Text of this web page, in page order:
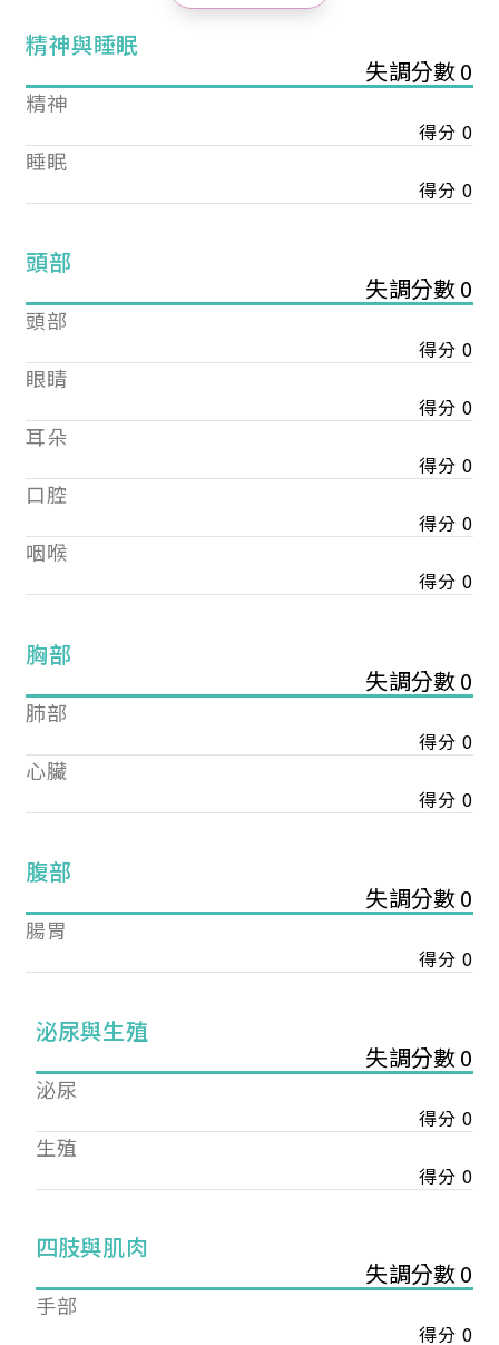
精神與睡眠
失調分數 0
精神
得分 0
睡眠
得分 0
頭部
失調分數 0
頭部
得分 0
眼睛
得分 0
耳朵
得分 0
口腔
得分 0
咽喉
得分 0
胸部
失調分數 0
肺部
得分 0
心臟
得分 0
腹部
失調分數 0
腸胃
得分 0
泌尿與生殖
失調分數 0
泌尿
得分 0
生殖
得分 0
四肢與肌肉
失調分數 0
手部
得分 0
您已成功送出會員申請
您好，您的會員申請，已成功送出，經本協會理事
會審核通過後即通知您進行繳費，繳費資訊如下